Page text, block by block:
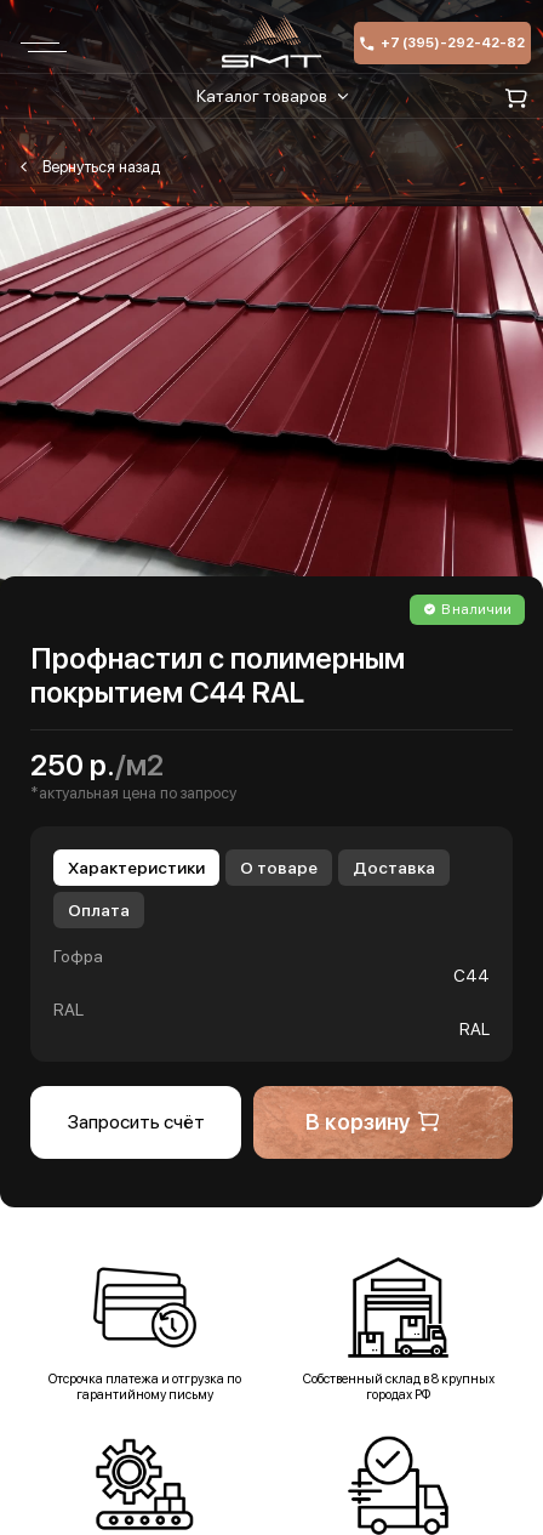
+7 (395)-292-42-82
Каталог товаров
В наличии
Профнастил с полимерным
покрытием С44 RAL
250 р./м2
*актуальная цена по запросу
Характеристики О товаре Доставка
Оплата
Гофра
С44
RAL
RAL
Запросить счёт В корзину
Отсрочка платежа и отгрузка по
гарантийному письму
Собственный склад в 8 крупных
городах РФ